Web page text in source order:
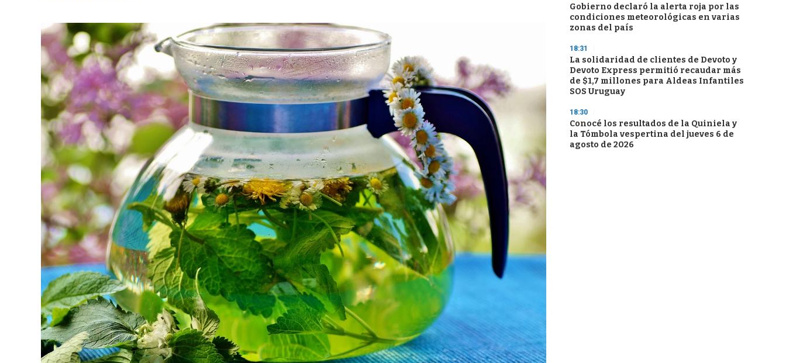
Gobierno declaró la alerta roja por las
condiciones meteorológicas en varias
zonas del país
18:31
La solidaridad de clientes de Devoto y
Devoto Express permitió recaudar más
de $1,7 millones para Aldeas Infantiles
SOS Uruguay
18:30
Conocé los resultados de la Quiniela y
la Tómbola vespertina del jueves 6 de
agosto de 2026